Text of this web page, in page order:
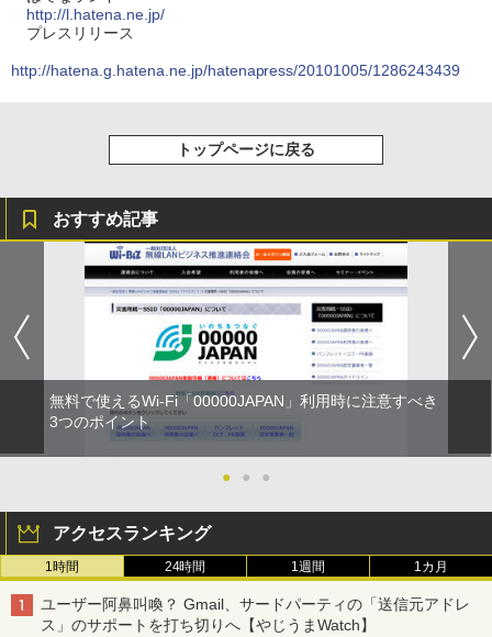
http://l.hatena.ne.jp/
プレスリリース
http://hatena.g.hatena.ne.jp/hatenapress/20101005/1286243439
トップページに戻る
おすすめ記事
無料で使えるWi-Fi「00000JAPAN」利用時に注意すべき
3つのポイント
● ● ●
アクセスランキング
1時間 24時間 1週間 1カ月
ユーザー阿鼻叫喚？ Gmail、サードパーティの「送信元アドレ
ス」のサポートを打ち切りへ【やじうまWatch】